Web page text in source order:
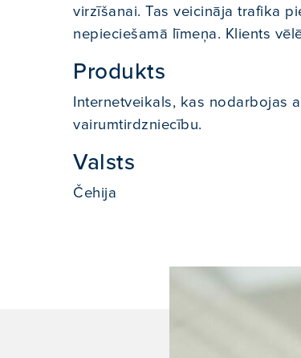
virzīšanai. Tas veicināja trafika
nepieciešamā līmeņa. Klients
Produkts
Internetveikals, kas nodarbojas
vairumtirdzniecību.
Valsts
Čehija